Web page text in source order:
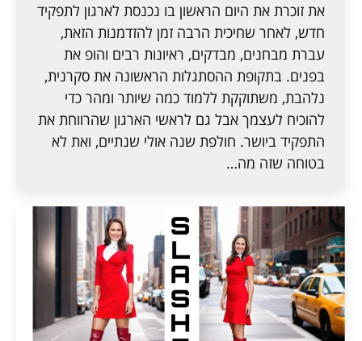
את זוכרת את היום הראשון בו נכנסת לארגון לתפקיד
חדש, לאחר שחיכית הרבה זמן להזדמנות הזאת,
עברת מבחנים, מבדקים, ראיונות רבים והופ את
בפנים. בתקופת ההסתגלות הראשונה את סקרנית,
נלהבת, משתוקקת ללמוד כמה שיותר ומהר כדי
להוכיח לעצמך אבל גם לראשי הארגון שהרווחת את
התפקיד ביושר. חולפת שנה אולי שנתיים, ואת לא
בטוחה שזה מה…